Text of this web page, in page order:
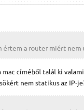
értem a router miért nem
mac címéből talál ki
nem statikus az IP-